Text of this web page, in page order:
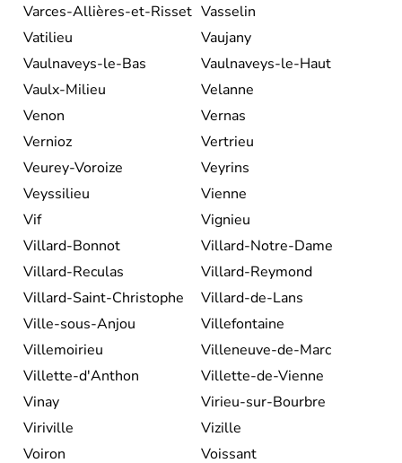
Varces-Allières-et-Risset Vasselin
Vatilieu
Vaujany
Vaulnaveys-le-Bas
Vaulnaveys-le-Haut
Vaulx-Milieu
Velanne
Venon
Vernas
Vernioz
Vertrieu
Veurey-Voroize
Veyrins
Veyssilieu
Vienne
Vif
Vignieu
Villard-Bonnot
Villard-Notre-Dame
Villard-Reculas
Villard-Reymond
Villard-Saint-Christophe
Villard-de-Lans
Ville-sous-Anjou
Villefontaine
Villemoirieu
Villeneuve-de-Marc
Villette-d'Anthon
Villette-de-Vienne
Vinay
Virieu-sur-Bourbre
Viriville
Vizille
Voiron
Voissant